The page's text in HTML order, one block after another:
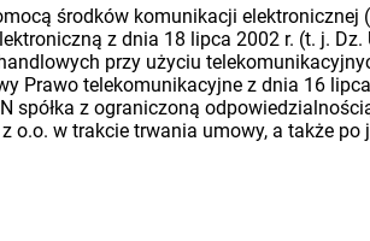
środków komunikacji elektronicznej
z dnia 18 lipca 2002 r. (t. j. Dz.
przy użyciu
Prawo telekomunikacyjne z dnia 16 lipca
spółka z ograniczoną
o.o. w trakcie trwania umowy, a także po